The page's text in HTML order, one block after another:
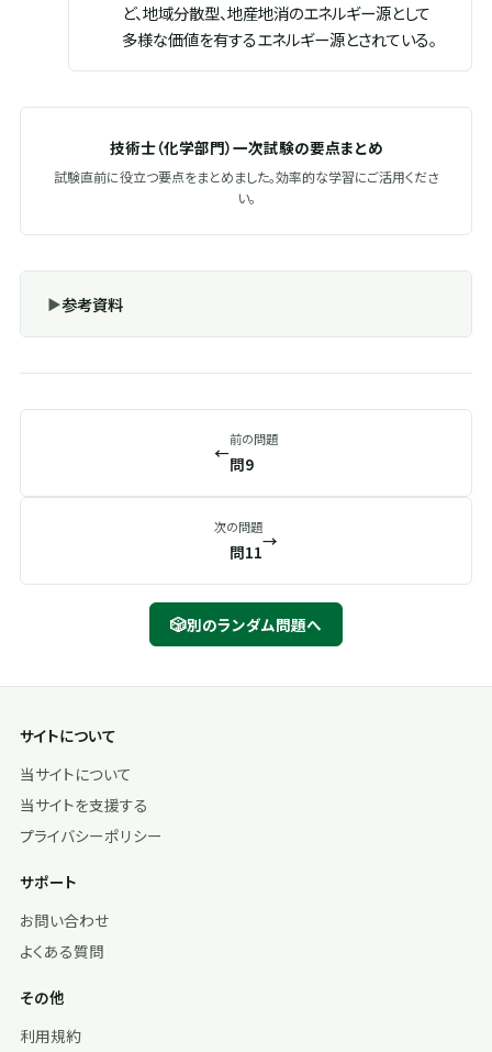
ど、地域分散型、地産地消のエネルギー源として
多様な価値を有するエネルギー源とされている。
技術士（化学部門）一次試験の要点まとめ
試験直前に役立つ要点をまとめました。効率的な学習にご活用くださ
い。
参考資料
←
前の問題
問9
次の問題
問11
→
🎲別のランダム問題へ
サイトについて
当サイトについて
当サイトを支援する
プライバシーポリシー
サポート
お問い合わせ
よくある質問
その他
利用規約